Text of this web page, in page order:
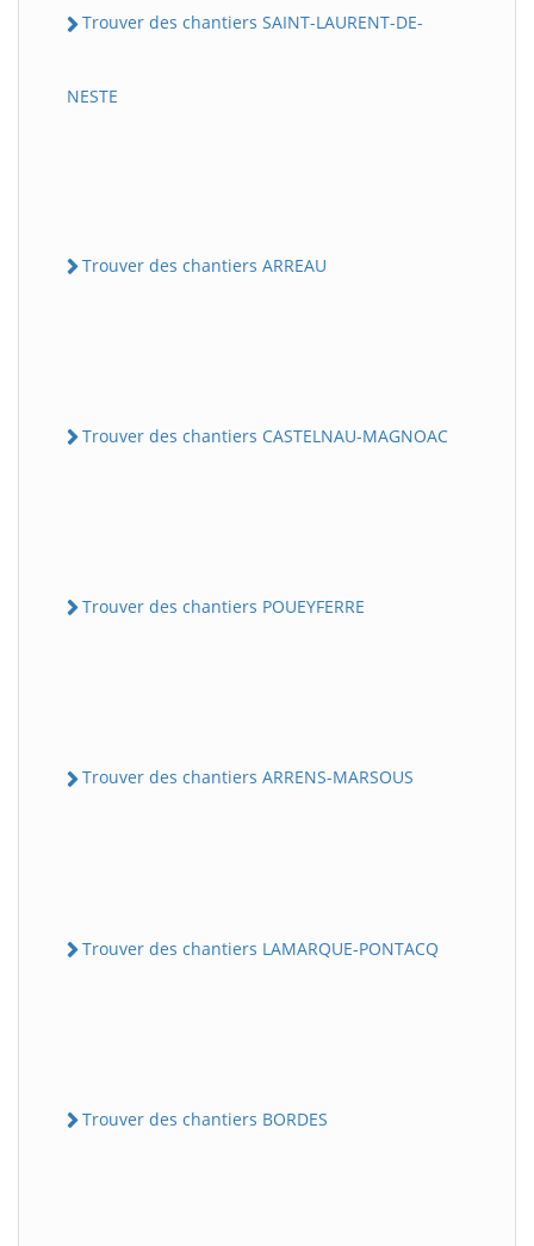
Trouver des chantiers SAINT-LAURENT-DE-
NESTE
Trouver des chantiers ARREAU
Trouver des chantiers CASTELNAU-MAGNOAC
Trouver des chantiers POUEYFERRE
Trouver des chantiers ARRENS-MARSOUS
Trouver des chantiers LAMARQUE-PONTACQ
Trouver des chantiers BORDES